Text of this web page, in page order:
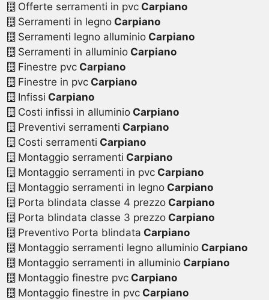
Offerte serramenti in pvcCarpiano
Serramenti in legnoCarpiano
Serramenti legno alluminioCarpiano
Serramenti in alluminioCarpiano
Finestre pvcCarpiano
Finestre in pvcCarpiano
Infissi Carpiano
Costi infissi in alluminioCarpiano
Preventivi serramenti Carpiano
Costi serramenti Carpiano
Montaggio serramenti Carpiano
Montaggio serramenti in pvcCarpiano
Montaggio serramenti in legnoCarpiano
Porta blindata classe 4 prezzoCarpiano
Porta blindata classe 3 prezzoCarpiano
Preventivo Porta blindata Carpiano
Montaggio serramenti legno alluminioCarpiano
Montaggio serramenti in alluminioCarpiano
Montaggio finestre pvcCarpiano
Montaggio finestre in pvcCarpiano